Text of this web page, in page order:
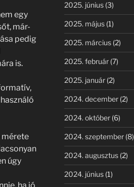
egy
már-
pedig
is.
úgy
2025. június(3)
2025. május(1)
2025. március(2)
2025. február(7)
2025. január(2)
2024. december(2)
2024. október(6)
2024. szeptember(8)
2024. augusztus(2)
2024. június(1)